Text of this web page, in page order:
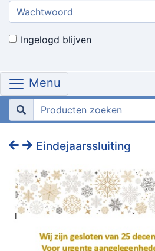
Wachtwoord:
Ingelogd blijven
Menu
Eindejaarssluiting